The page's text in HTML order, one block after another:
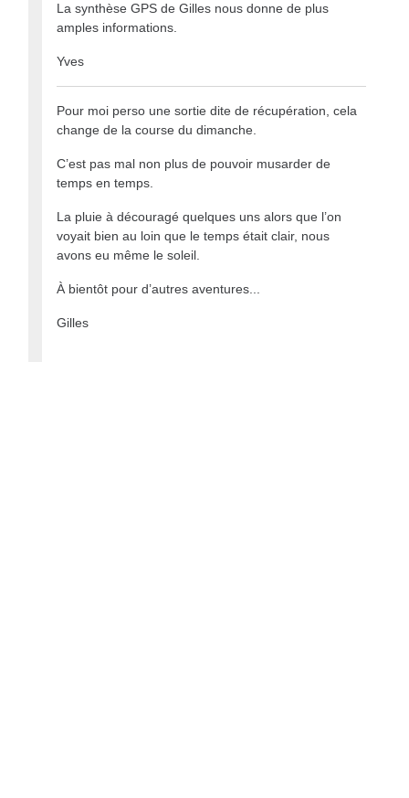
La synthèse GPS de Gilles nous donne de plus
amples informations.
Yves
Pour moi perso une sortie dite de récupération, cela
change de la course du dimanche.
C’est pas mal non plus de pouvoir musarder de
temps en temps.
La pluie à découragé quelques uns alors que l’on
voyait bien au loin que le temps était clair, nous
avons eu même le soleil.
À bientôt pour d’autres aventures...
Gilles